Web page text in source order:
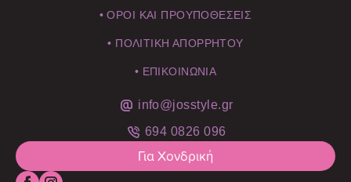
• ΟΡΟΙ ΚΑΙ ΠΡΟΥΠΟΘΕΣΕΙΣ
• ΠΟΛΙΤΙΚΗ ΑΠΟΡΡΗΤΟΥ
• ΕΠΙΚΟΙΝΩΝΙΑ
info@josstyle.gr
694 0826 096
Για Χονδρική